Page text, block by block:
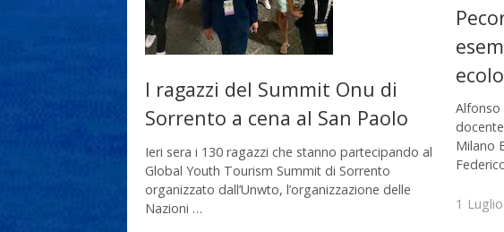
I ragazzi del Summit Onu di
Sorrento a cena al San Paolo
Ieri sera i 130 ragazzi che stanno partecipando al
Global Youth Tourism Summit di Sorrento
organizzato dall’Unwto, l’organizzazione delle
Nazioni …
Alfonso
Milano
1